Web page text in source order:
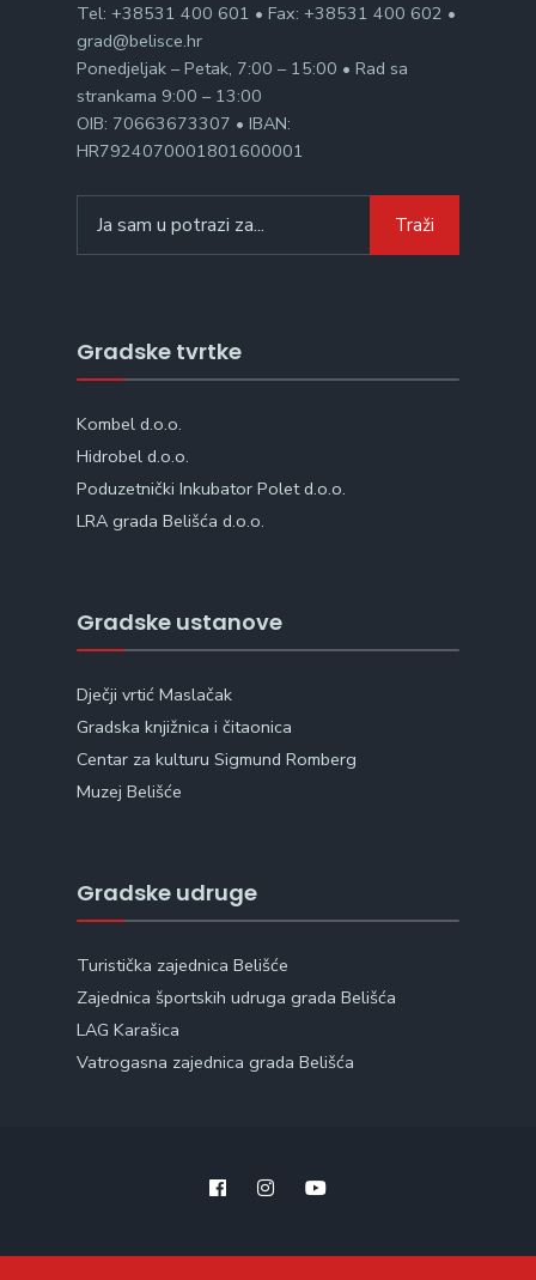
Tel: +38531 400 601 • Fax: +38531 400 602 •
grad@belisce.hr
Ponedjeljak – Petak, 7:00 – 15:00 • Rad sa
strankama 9:00 – 13:00
OIB: 70663673307 • IBAN:
HR7924070001801600001
for:
Traži
Gradske tvrtke
Kombel d.o.o.
Hidrobel d.o.o.
Poduzetnički Inkubator Polet d.o.o.
LRA grada Belišća d.o.o.
Gradske ustanove
Dječji vrtić Maslačak
Gradska knjižnica i čitaonica
Centar za kulturu Sigmund Romberg
Muzej Belišće
Gradske udruge
Turistička zajednica Belišće
Zajednica športskih udruga grada Belišća
LAG Karašica
Vatrogasna zajednica grada Belišća